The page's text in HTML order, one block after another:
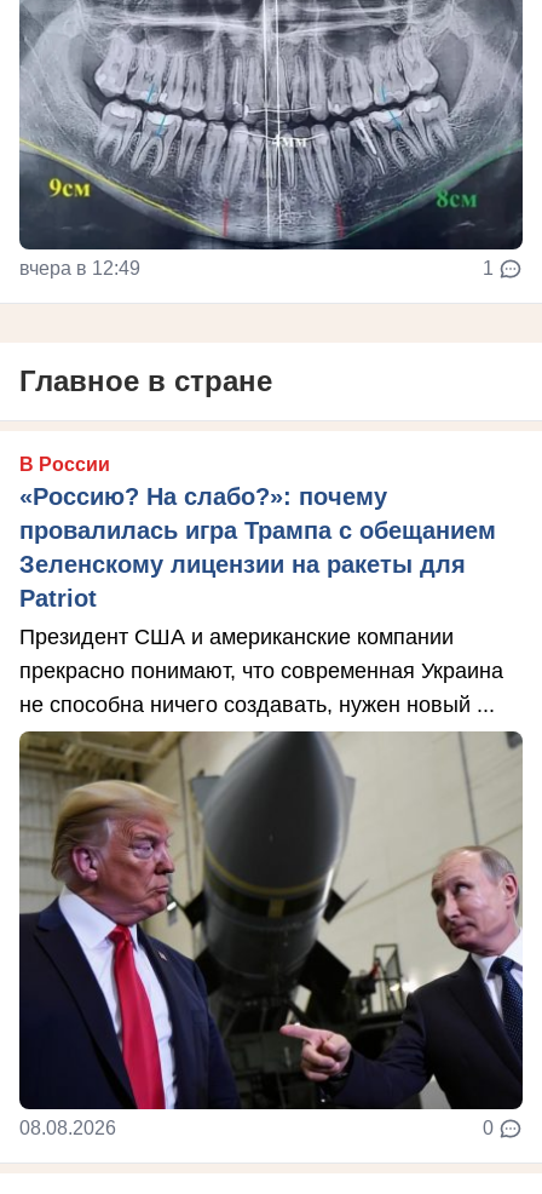
вчера в 12:49 1
Главное в стране
В России
«Россию? На слабо?»: почему
провалилась игра Трампа с обещанием
Зеленскому лицензии на ракеты для
Patriot
Президент США и американские компании
прекрасно понимают, что современная Украина
не способна ничего создавать, нужен новый ...
08.08.2026 0